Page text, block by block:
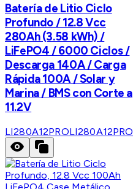
Batería de Litio Ciclo
Profundo / 12.8 Vcc
280Ah (3.58 kWh) /
LiFePO4 / 6000 Ciclos /
Descarga 140A / Carga
Rápida 100A / Solar y
Marina / BMS con Corte a
11.2V
LI280A12PROLI280A12PRO